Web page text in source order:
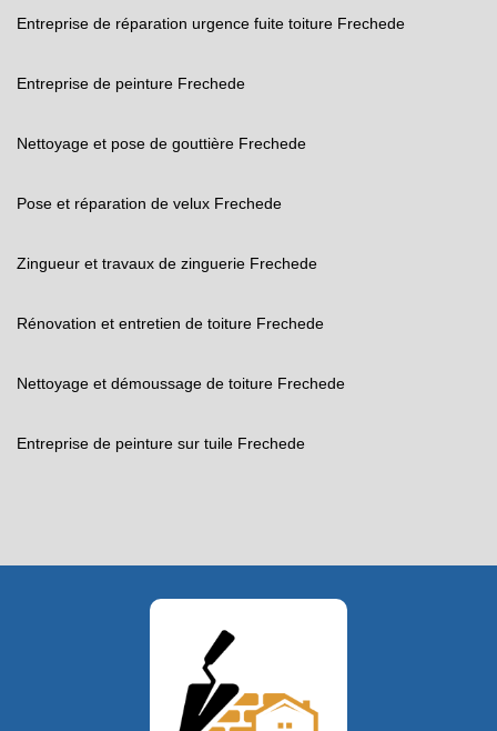
Entreprise de réparation urgence fuite toiture Frechede
Entreprise de peinture Frechede
Nettoyage et pose de gouttière Frechede
Pose et réparation de velux Frechede
Zingueur et travaux de zinguerie Frechede
Rénovation et entretien de toiture Frechede
Nettoyage et démoussage de toiture Frechede
Entreprise de peinture sur tuile Frechede